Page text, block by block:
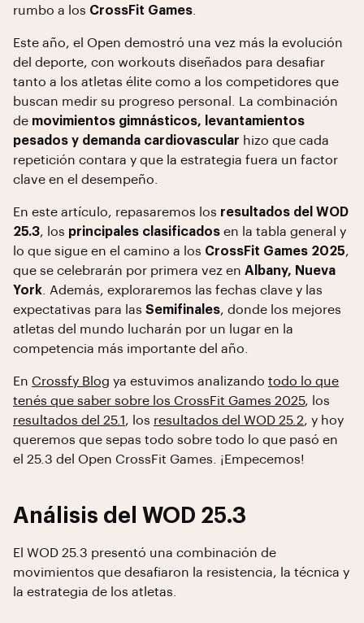
rumbo a los CrossFit Games
Este año, el Open demostró una vez más la evolución
del deporte, con workouts diseñados para desafiar
tanto a los atletas élite como a los competidores que
buscan medir su progreso personal. La combinación
de movimientos gimnásticos, levantamientos
pesados y demanda cardiovascular hizo que cada
repetición contara y que la estrategia fuera un factor
clave en el desempeño.
En este artículo, repasaremos los resultados del WOD
25.3, los principales clasificados en la tabla general y
lo que sigue en el camino a los CrossFit Games 2025,
que se celebrarán por primera vez en Albany, Nueva
York . Además, exploraremos las fechas clave y las
expectativas para las Semifinales, donde los mejores
atletas del mundo lucharán por un lugar en la
competencia más importante del año.
En Crossfy Blog ya estuvimos analizando todo lo que
tenés que saber sobre los CrossFit Games 2025, los
resultados del 25.1 , los resultados del WOD 25.2, y hoy
queremos que sepas todo sobre todo lo que pasó en
el 25.3 del Open CrossFit Games. ¡Empecemos!
Análisis del WOD 25.3
El WOD 25.3 presentó una combinación de
movimientos que desafiaron la resistencia, la técnica y
la estrategia de los atletas.